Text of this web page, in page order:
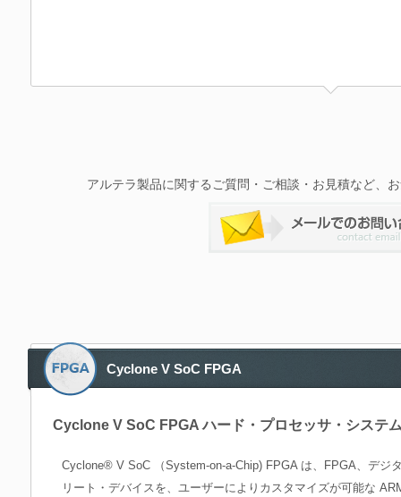
アルテラ製品に関するご質問・ご相談・お見積など、
Cyclone V SoC FPGA
Cyclone V SoC FPGA ハード・プロセッサ・システ
Cyclone® V SoC （System-on-a-Chip) FPGA は、FPGA、デジ
リート・デバイスを、ユーザーによりカスタマイズが可能な